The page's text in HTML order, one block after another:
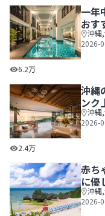
一年中泳げる！沖縄
6.2万
一年
おす
沖縄,
2026-
沖縄の高級リゾート
2.4万
沖縄
ンク
沖縄,
2026-
赤ち
に優
沖縄,
2026-